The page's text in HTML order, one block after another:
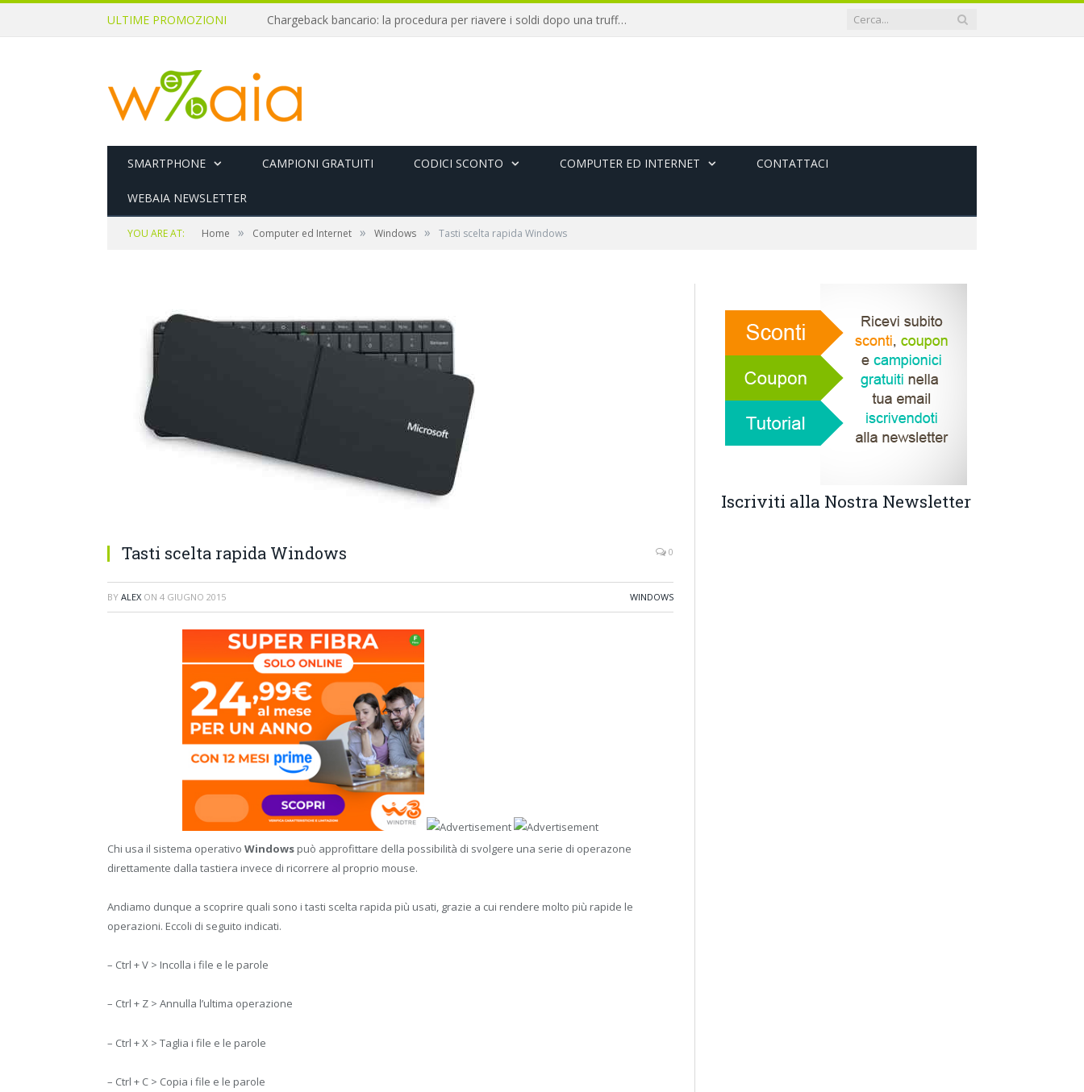
ULTIME PROMOZIONI Chargeback bancario: la procedura per riavere i soldi dopo una truffa online
SMARTPHONE CAMPIONI GRATUITI CODICI SCONTO COMPUTER ED INTERNET CONTATTACI
WEBAIA NEWSLETTER
YOU ARE AT: Home » Computer ed Internet » Windows » Tasti scelta rapida Windows
Tasti scelta rapida Windows 0
BY ALEX ON 4 GIUGNO 2015 WINDOWS
Chi usa il sistema operativo Windows può approfittare della possibilità di svolgere una serie di operazone
direttamente dalla tastiera invece di ricorrere al proprio mouse.
Andiamo dunque a scoprire quali sono i tasti scelta rapida più usati, grazie a cui rendere molto più rapide le
operazioni. Eccoli di seguito indicati.
– Ctrl + V > Incolla i file e le parole
– Ctrl + Z > Annulla l’ultima operazione
– Ctrl + X > Taglia i file e le parole
– Ctrl + C > Copia i file e le parole
Iscriviti alla Nostra Newsletter